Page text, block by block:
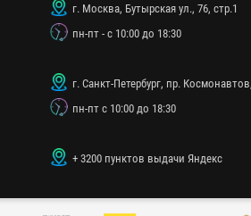
г. Москва, Бутырская ул., 76, стр.1
пн-пт - с 10:00 до 18:30
г. Санкт-Петербург, пр.
пн-пт с 10:00 до 18:30
+ 3200 пунктов выдачи Яндекс